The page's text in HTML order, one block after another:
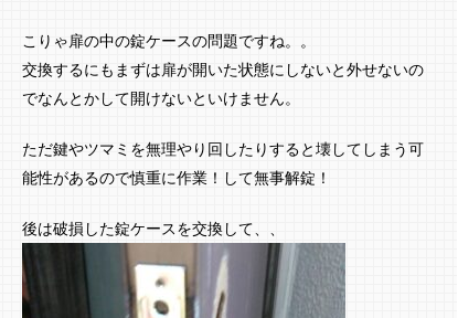
こりゃ扉の中の錠ケースの問題ですね。。
交換するにもまずは扉が開いた状態にしないと外せないの
でなんとかして開けないといけません。
ただ鍵やツマミを無理やり回したりすると壊してしまう可
能性があるので慎重に作業！して無事解錠！
後は破損した錠ケースを交換して、、